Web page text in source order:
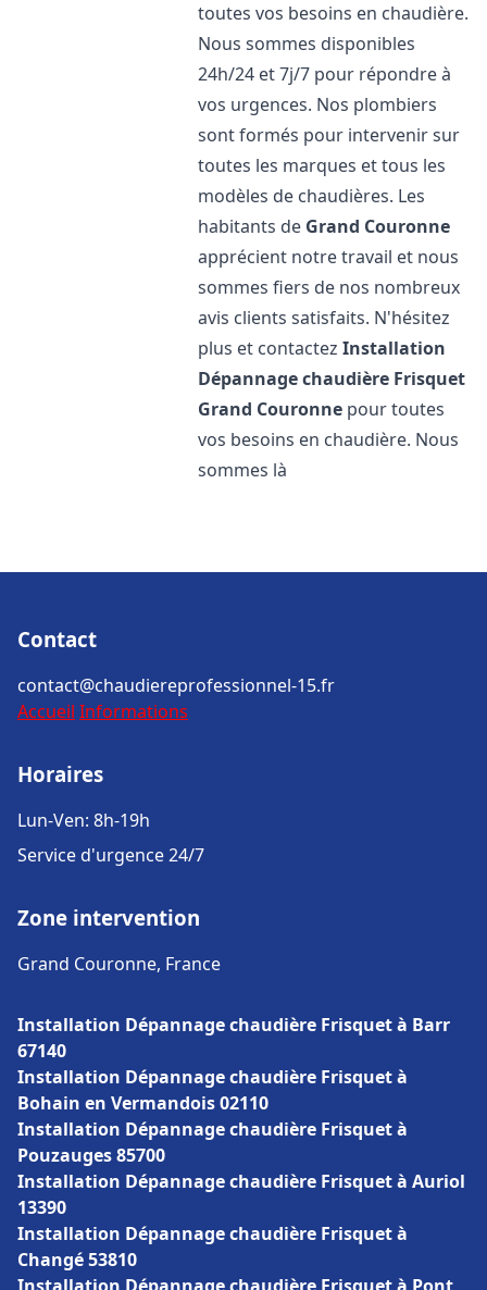
toutes vos besoins en chaudière.
Nous sommes disponibles
24h/24 et 7j/7 pour répondre à
vos urgences. Nos plombiers
sont formés pour intervenir sur
toutes les marques et tous les
modèles de chaudières. Les
habitants de Grand Couronne
apprécient notre travail et nous
sommes fiers de nos nombreux
avis clients satisfaits. N'hésitez
plus et contactezInstallation
Dépannage chaudière Frisquet
Grand Couronne pour toutes
vos besoins en chaudière. Nous
sommes là
Contact
contact@chaudiereprofessionnel-15.fr
Accueil Informations
Horaires
Lun-Ven: 8h-19h
Service d'urgence 24/7
Zone intervention
Grand Couronne, France
Installation Dépannage chaudière Frisquet à Barr
67140
Installation Dépannage chaudière Frisquet à
Bohain en Vermandois 02110
Installation Dépannage chaudière Frisquet à
Pouzauges 85700
Installation Dépannage chaudière Frisquet à Auriol
13390
Installation Dépannage chaudière Frisquet à
Changé 53810